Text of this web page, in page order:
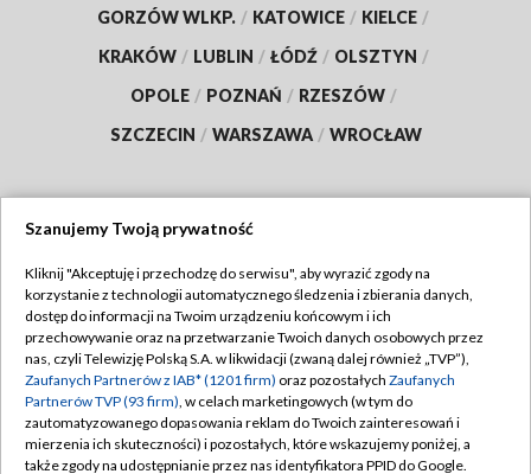
GORZÓW WLKP. / KATOWICE / KIELCE /
KRAKÓW / LUBLIN / ŁÓDŹ / OLSZTYN /
OPOLE / POZNAŃ / RZESZÓW /
SZCZECIN / WARSZAWA / WROCŁAW
TVP
Abonament TVP
Emisja w TVP
Centrum informacji TVP
Naziemna Telewizja Cyfrowa
Regulamin TVP
Polityka prywatności
Moje zgody
Pomoc
Szanujemy Twoją prywatność
Kliknij "Akceptuję i przechodzę do serwisu", aby wyrazić zgody na
korzystanie z technologii automatycznego śledzenia i zbierania danych,
dostęp do informacji na Twoim urządzeniu końcowym i ich
przechowywanie oraz na przetwarzanie Twoich danych osobowych przez
nas, czyli Telewizję Polską S.A. w likwidacji (zwaną dalej również „TVP”),
Zaufanych Partnerów z IAB* (1201 firm) oraz pozostałych Zaufanych
Partnerów TVP (93 firm), w celach marketingowych (w tym do
zautomatyzowanego dopasowania reklam do Twoich zainteresowań i
mierzenia ich skuteczności) i pozostałych, które wskazujemy poniżej, a
także zgody na udostępnianie przez nas identyfikatora PPID do Google.